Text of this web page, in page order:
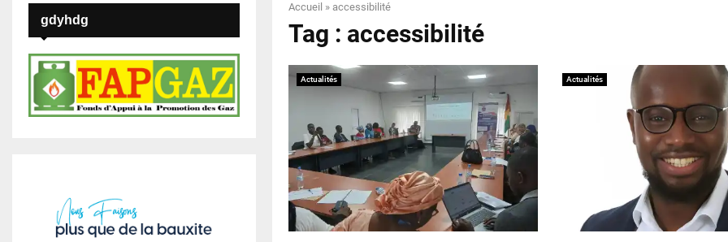
Accueil » accessibilité
Tag : accessibilité
Actualités Actualités
gdyhdg